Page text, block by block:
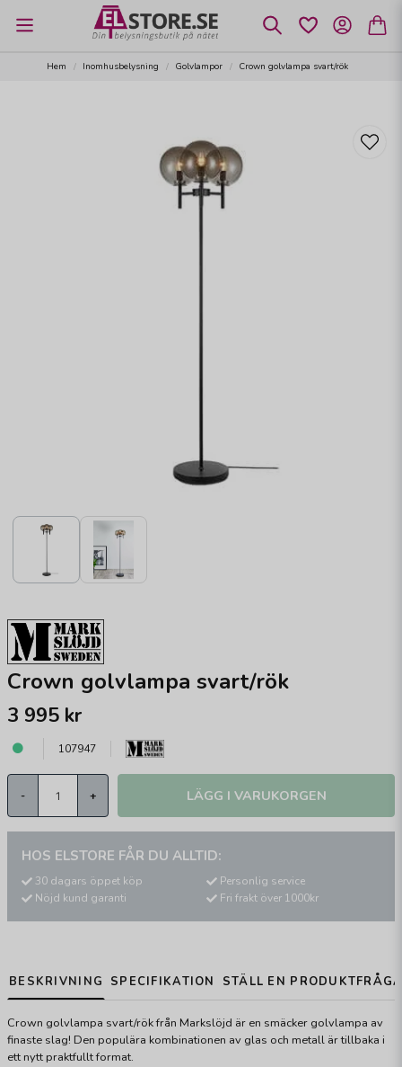
Hem Inomhusbelysning Golvlampor Crown golvlampa svart/rök
Crown golvlampa svart/rök
3 995 kr
107947
- + LÄGG I VARUKORGEN
HOS ELSTORE FÅR DU ALLTID:
30 dagars öppet köp
Nöjd kund garanti
Personlig service
Fri frakt över 1000kr
BESKRIVNING SPECIFIKATION STÄLL EN
Crown golvlampa svart/rök från Markslöjd är en smäcker golvlampa av
finaste slag! Den populära kombinationen av glas och metall är tillbaka i
ett nytt praktfullt format.